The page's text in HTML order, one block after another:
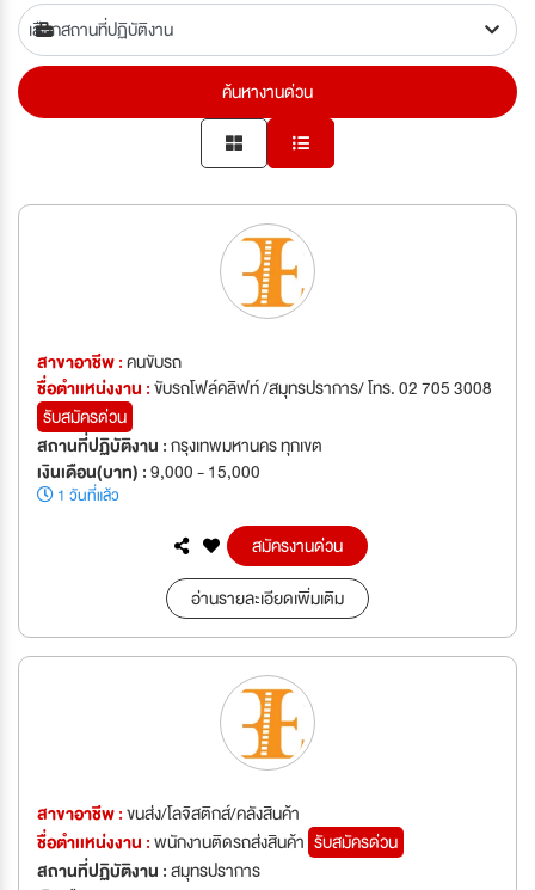
ค้นหางานด่วน
สาขาอาชีพ :คนขับรถ
ชื่อตำเเหน่งงาน :ขับรถโฟล์คลิฟท์ /สมุทรปราการ/ โทร. 02 705 3008
รับสมัครด่วน
สถานที่ปฏิบัติงาน :กรุงเทพมหานคร ทุกเขต
เงินเดือน(บาท) :9,000 - 15,000
1 วันที่แล้ว
สมัครงานด่วน
อ่านรายละเอียดเพิ่มเติม
สาขาอาชีพ :ขนส่ง/โลจิสติกส์/คลังสินค้า
ชื่อตำเเหน่งงาน :พนักงานติดรถส่งสินค้า รับสมัครด่วน
สถานที่ปฏิบัติงาน :สมุทรปราการ